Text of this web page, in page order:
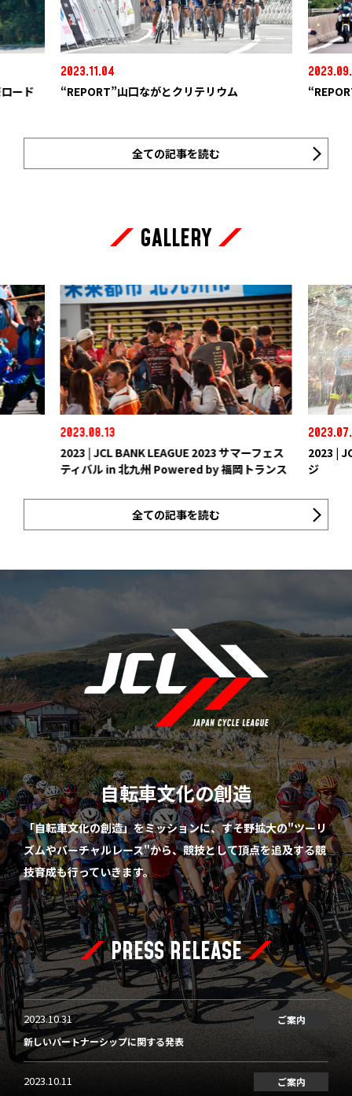
ード
2023.11.04
“REPORT”山口ながとクリテリウム
全ての記事を読む
GALLERY
2023.08.13
2023 | JCL BANK LEAGUE 2023 サマーフェス
ティバル in 北九州 Powered by 福岡トランス
2023 |
ジ
全ての記事を読む
自転車文化の創造
「自転車文化の創造」をミッションに、すそ野拡大の"ツーリ
ズムやバーチャルレース"から、競技として頂点を追及する競
技育成も行っていきます。
PRESS RELEASE
2023.10.31
ご案内
新しいパートナーシップに関する発表
2023.10.11
ご案内